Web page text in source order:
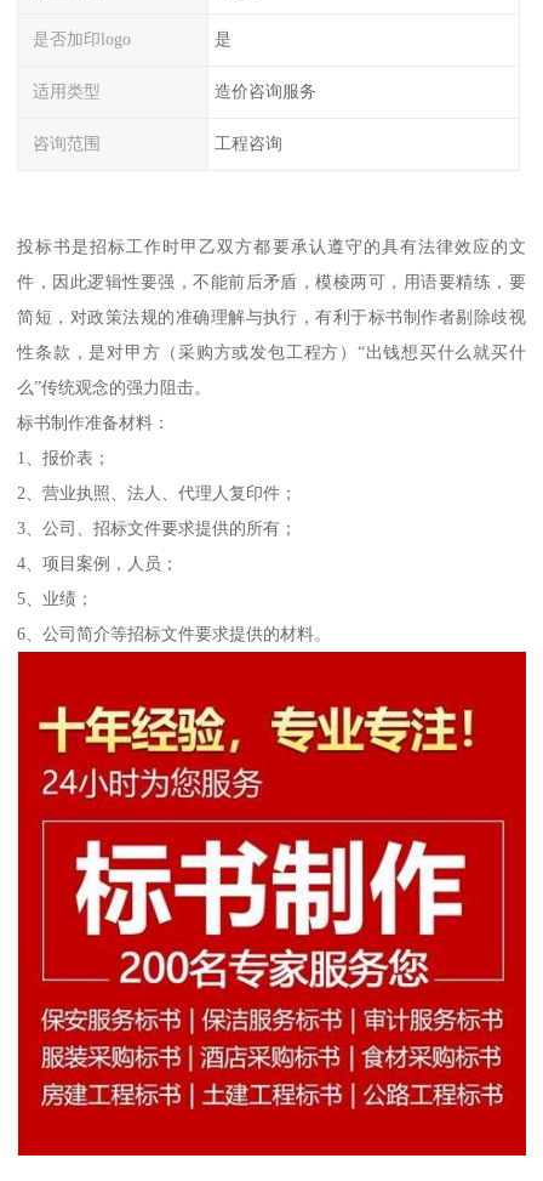
是否加印logo 是
适用类型 造价咨询服务
咨询范围 工程咨询
投标书是招标工作时甲乙双方都要承认遵守的具有法律效应的文
件，因此逻辑性要强，不能前后矛盾，模棱两可，用语要精练，要
简短，对政策法规的准确理解与执行，有利于标书制作者剔除歧视
性条款，是对甲方（采购方或发包工程方）“出钱想买什么就买什
么”传统观念的强力阻击。
标书制作准备材料：
1、报价表；
2、营业执照、法人、代理人复印件；
3、公司、招标文件要求提供的所有；
4、项目案例，人员；
5、业绩；
6、公司简介等招标文件要求提供的材料。